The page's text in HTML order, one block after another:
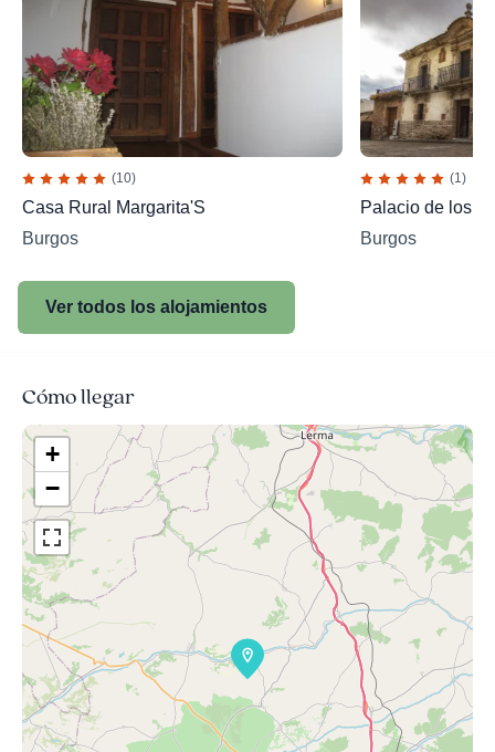
(10)
Casa Rural Margarita'S
Burgos
(1)
Palacio de los
Burgos
Ver todos los alojamientos
Cómo llegar
+
−